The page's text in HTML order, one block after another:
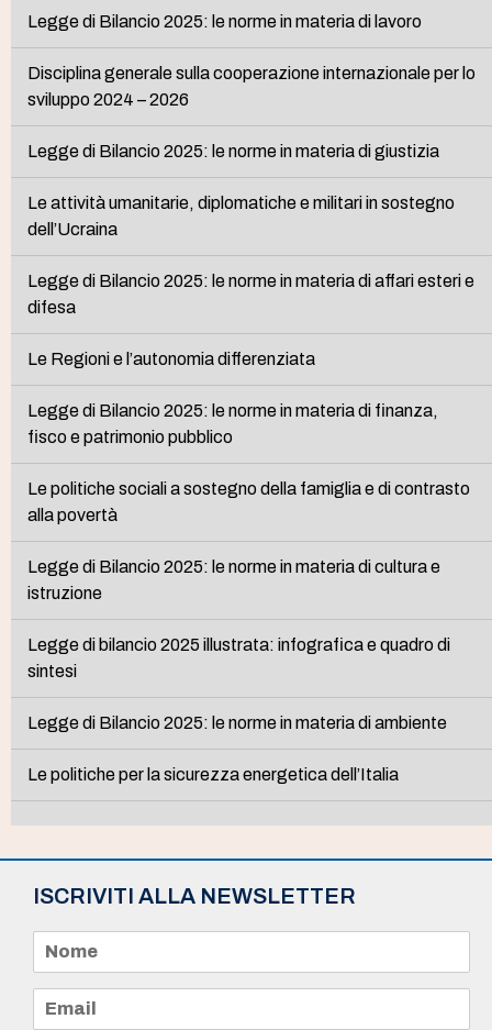
Legge di Bilancio 2025: le norme in materia di lavoro
Disciplina generale sulla cooperazione internazionale per lo
sviluppo 2024 – 2026
Legge di Bilancio 2025: le norme in materia di giustizia
Le attività umanitarie, diplomatiche e militari in sostegno
dell’Ucraina
Legge di Bilancio 2025: le norme in materia di affari esteri e
difesa
Le Regioni e l’autonomia differenziata
Legge di Bilancio 2025: le norme in materia di finanza,
fisco e patrimonio pubblico
Le politiche sociali a sostegno della famiglia e di contrasto
alla povertà
Legge di Bilancio 2025: le norme in materia di cultura e
istruzione
Legge di bilancio 2025 illustrata: infografica e quadro di
sintesi
Legge di Bilancio 2025: le norme in materia di ambiente
Le politiche per la sicurezza energetica dell’Italia
ISCRIVITI ALLA NEWSLETTER
m
e